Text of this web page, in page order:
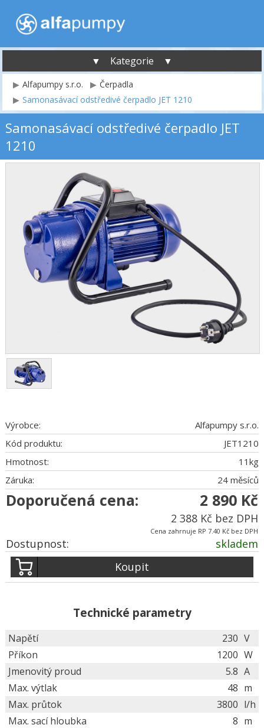
▼ Kategorie ▼
Alfapumpy s.r.o.
Čerpadla
Samonasávací odstředivé čerpadlo JET 1210
Samonasávací odstředivé čerpadlo JET
1210
Výrobce:
Alfapumpy s.r.o.
Kód produktu:
JET1210
Hmotnost:
11 kg
Záruka:
24 měsíců
Doporučená cena: 2 890 Kč
2 388 Kč bez DPH
Cena zahrnuje RP 7.40 Kč bez DPH
Dostupnost:
skladem
Koupit
Technické parametry
Napětí 230 V
Příkon
1200 W
Jmenovitý proud
5.8 A
Max. výtlak
48 m
Max. průtok
3800 l/h
Max. sací hloubka
8 m